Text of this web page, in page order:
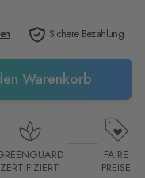
Sichere Bezahlung
Warenkorb
ZERTIFIZIERT
FAIRE
PREISE